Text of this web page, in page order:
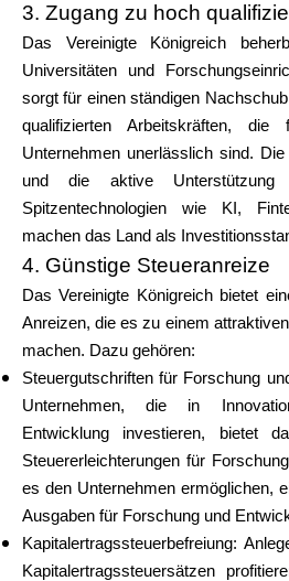
3. Zugang zu hoch
Das Vereinigte Königreich
Universitäten und
sorgt für einen ständigen
qualifizierten Arbeitskräften,
Unternehmen unerlässlich sind.
und die aktive
Spitzentechnologien wie KI,
machen das Land als
4. Günstige Steueranreize
Das Vereinigte Königreich bietet
Anreizen, die es zu einem
machen. Dazu gehören:
Steuergutschriften für Forschung
Unternehmen, die in
Entwicklung investieren, bietet
Steuererleichterungen für
es den Unternehmen ermöglichen,
Ausgaben für Forschung und
Kapitalertragssteuerbefreiung:
Kapitalertragssteuersätzen